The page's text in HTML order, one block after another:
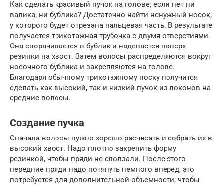
Как сделать красивый пучок на голове, если нет ни
валика, ни бублика? Достаточно найти ненужный носок,
у которого будет отрезана пальцевая часть. В результате
получается трикотажная трубочка с двумя отверстиями.
Она сворачивается в бублик и надевается поверх
резинки на хвост. Затем волосы распределяются вокруг
носочного бублика и закрепляются на голове.
Благодаря обычному трикотажному носку получится
сделать как высокий, так и низкий пучок из локонов на
средние волосы.
Создание пучка
Сначала волосы нужно хорошо расчесать и собрать их в
высокий хвост. Надо плотно закрепить форму
резинкой, чтобы пряди не сползали. После этого
передние пряди надо потянуть немного вперед, это
потребуется для дополнительной объемности, чтобы